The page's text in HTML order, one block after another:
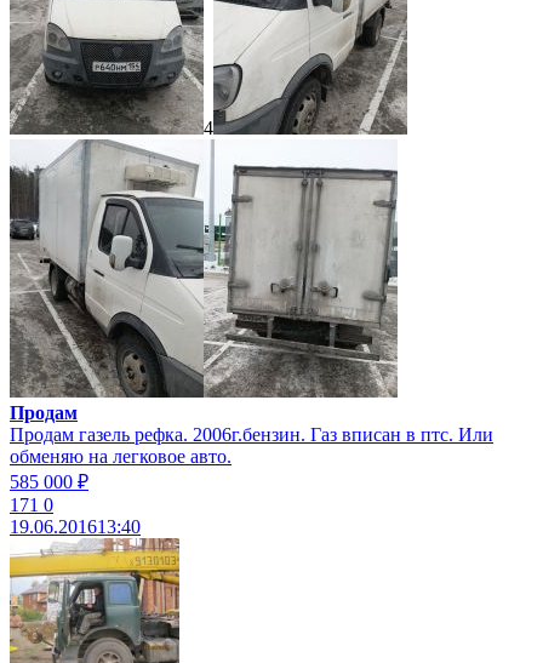
4
Продам
Продам газель рефка. 2006г.бензин. Газ вписан в птс. Или
обменяю на легковое авто.
585 000 ₽
171 0
19.06.201613:40